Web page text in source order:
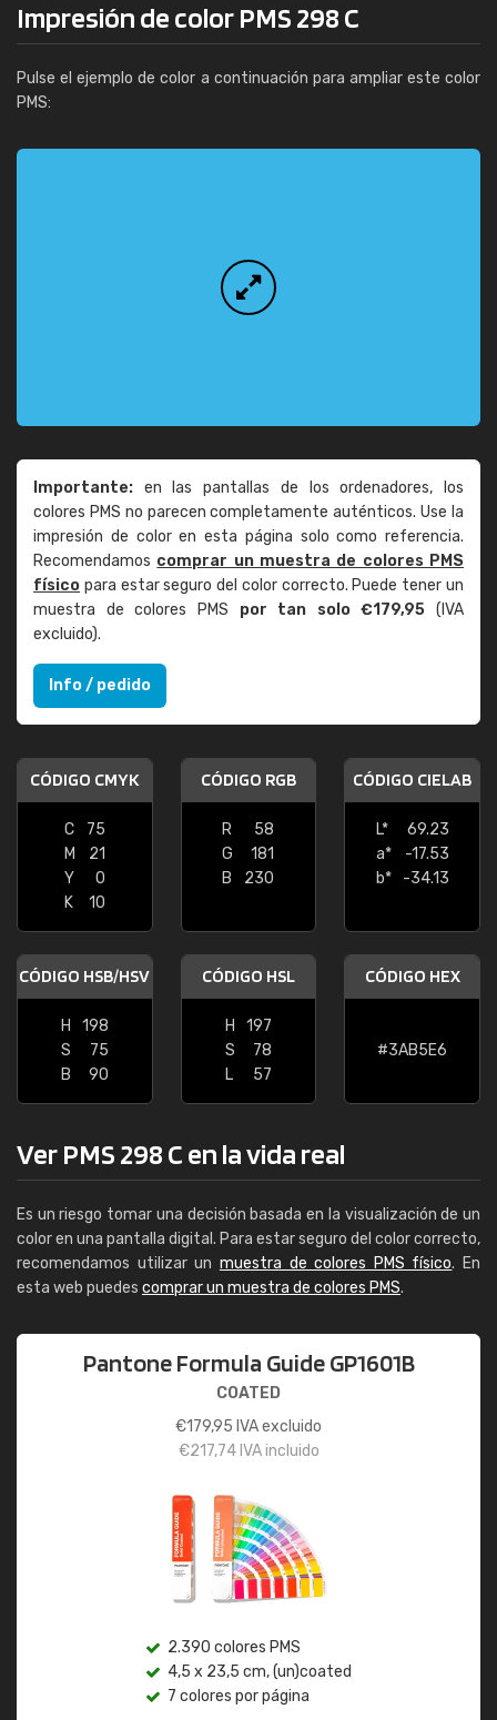
Impresión de color PMS 298 C
Pulse el ejemplo de color a continuación para ampliar este color
PMS:
Importante: en las pantallas de los ordenadores, los
colores PMS no parecen completamente auténticos. Use la
impresión de color en esta página solo como referencia.
Recomendamos comprar un muestra de colores PMS
físico para estar seguro del color correcto. Puede tener un
muestra de colores PMS por tan solo €179,95 (IVA
excluido).
Info / pedido
CÓDIGO CMYK
C
75
M
21
Y
0
K
10
CÓDIGO RGB
R
58
G
181
B
230
CÓDIGO CIELAB
L*
69.23
a*
-17.53
b*
-34.13
CÓDIGO HSB/HSV
H
198
S
75
B
90
CÓDIGO HSL
H
197
S
78
L
57
CÓDIGO HEX
#3AB5E6
Ver PMS 298 C en la vida real
Es un riesgo tomar una decisión basada en la visualización de un
color en una pantalla digital. Para estar seguro del color correcto,
recomendamos utilizar un muestra de colores PMS físico. En
esta web puedes comprar un muestra de colores PMS.
Pantone Formula Guide GP1601B
COATED
€179,95 IVA excluido
€217,74IVA incluido
2.390 colores PMS
4,5 x 23,5 cm, (un)coated
7 colores por página